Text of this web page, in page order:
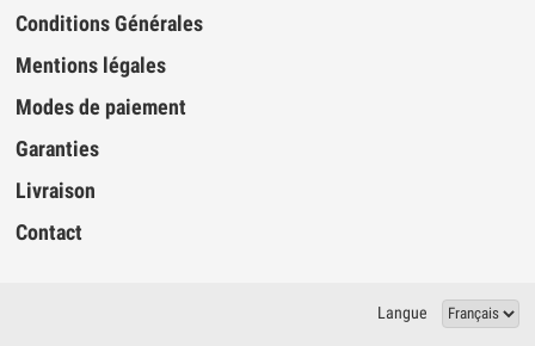
Conditions Générales
Mentions légales
Modes de paiement
Garanties
Livraison
Contact
Langue